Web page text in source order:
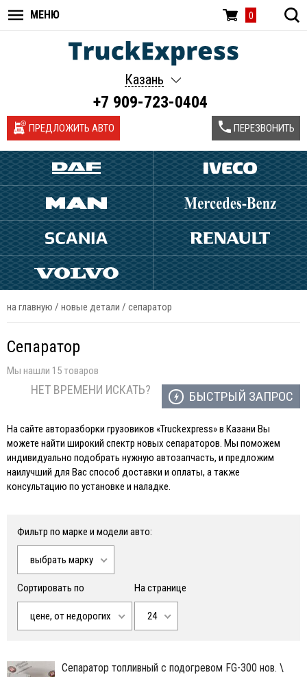
МЕНЮ 0
Казань
+7 909-723-0404
ПРЕДЛОЖИТЬ АВТО
на главную / новые детали / сепаратор
Сепаратор
Мы нашли 15 товаров
НЕТ ВРЕМЕНИ ИСКАТЬ? БЫСТРЫЙ ЗАПРОС
На сайте авторазборки грузовиков «Truckexpress» в Казани Вы
можете найти широкий спектр новых сепараторов. Мы поможем
индивидуально подобрать нужную автозапчасть, и предложим
наилучший для Вас способ доставки и оплаты, а также
консультацию по установке и наладке.
Фильтр по марке и модели авто:
выбрать марку
Сортировать по
цене, от недорогих
На странице
24
сепаратор топливный с подогревом FG-300 нов. \